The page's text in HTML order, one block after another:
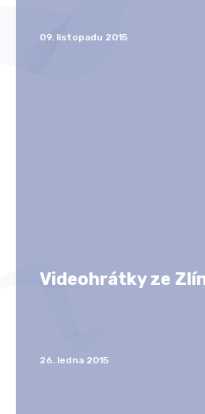
09. listopadu 2015
Videohrátky ze
26. ledna 2015